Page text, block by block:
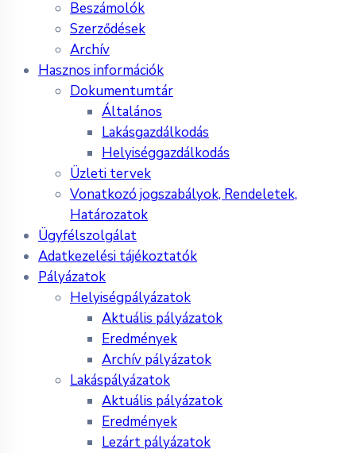
Beszámolók
Szerződések
Archív
Hasznos információk
Dokumentumtár
Általános
Lakásgazdálkodás
Helyiséggazdálkodás
Üzleti tervek
Vonatkozó jogszabályok, Rendeletek,
Határozatok
Ügyfélszolgálat
Adatkezelési tájékoztatók
Pályázatok
Helyiségpályázatok
Aktuális pályázatok
Eredmények
Archív pályázatok
Lakáspályázatok
Aktuális pályázatok
Eredmények
Lezárt pályázatok